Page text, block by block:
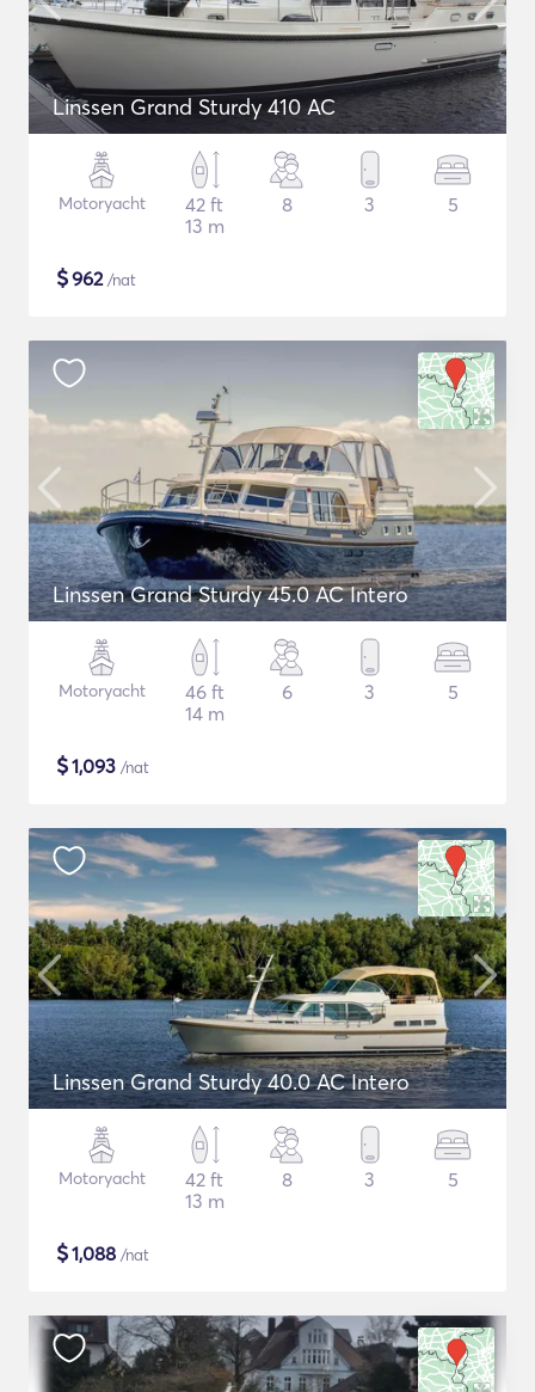
Linssen Grand Sturdy 410 AC
Motoryacht
42 ft
13 m
8 3 5
$962/nat
Linssen Grand Sturdy 45.0 AC Intero
Motoryacht
46 ft
14 m
6 3 5
$1,093 /nat
Linssen Grand Sturdy 40.0 AC Intero
Motoryacht
42 ft
13 m
8 3 5
$1,088 /nat